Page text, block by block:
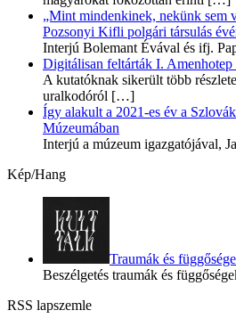
„Mint mindenkinek, nekünk sem
Pozsonyi Kifli polgári társulás
Interjú Bolemant Évával és ifj.
Digitálisan feltárták I.
A kutatóknak sikerült több
uralkodóról […]
Így alakult a 2021-es év a
Múzeumában
Interjú a múzeum igazgatójával,
Kép/Hang
Traumák és
Beszélgetés traumák és
RSS lapszemle